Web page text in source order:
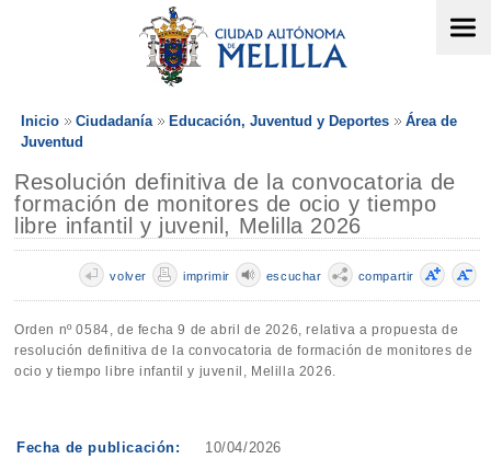
Inicio Ciudadanía Educación, Juventud y Deportes
Área de
Juventud
Resolución definitiva de la convocatoria de
formación de monitores de ocio y tiempo
libre infantil y juvenil, Melilla 2026
compartir
escuchar
imprimir
volver
Orden nº 0584, de fecha 9 de abril de 2026, relativa a propuesta de
resolución definitiva de la convocatoria de formación de monitores de
ocio y tiempo libre infantil y juvenil, Melilla 2026.
Fecha de publicación: 10/04/2026